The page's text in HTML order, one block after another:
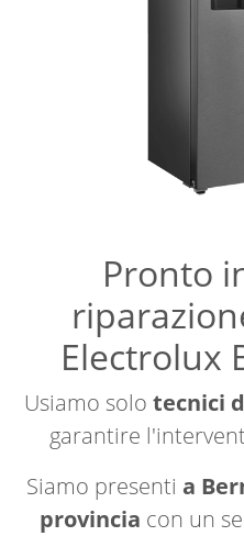
Pronto
Electrolux
Usiamo solo tecnici
garantire
Siamo presenti a
provincia con un